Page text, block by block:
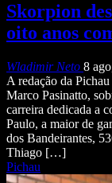
Skorpion
oito anos
Wladimir Neto 8
A redação da
Marco Pasinatto,
carreira dedicada a
Paulo, a maior de
dos Bandeirantes,
Thiago […]
Pichau